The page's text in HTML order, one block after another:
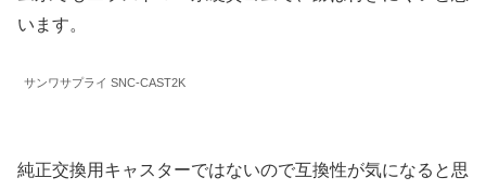
います。
サンワサプライ SNC-CAST2K
純正交換用キャスターではないので互換性が気になると思